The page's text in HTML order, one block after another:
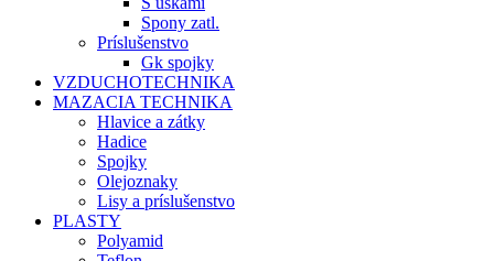
Spony zatl.
Príslušenstvo
Gk spojky
VZDUCHOTECHNIKA
MAZACIA TECHNIKA
Hlavice a zátky
Hadice
Spojky
Olejoznaky
Lisy a príslušenstvo
PLASTY
Polyamid